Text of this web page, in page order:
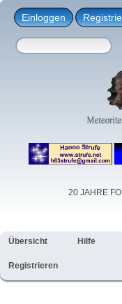
Einloggen
20 JAHRE
Übersicht Hilfe
Registrieren